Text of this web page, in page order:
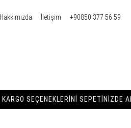
Hakkımızda İletişim +90850 377 56 59
SEÇENEKLERINI SEPETINIZDE